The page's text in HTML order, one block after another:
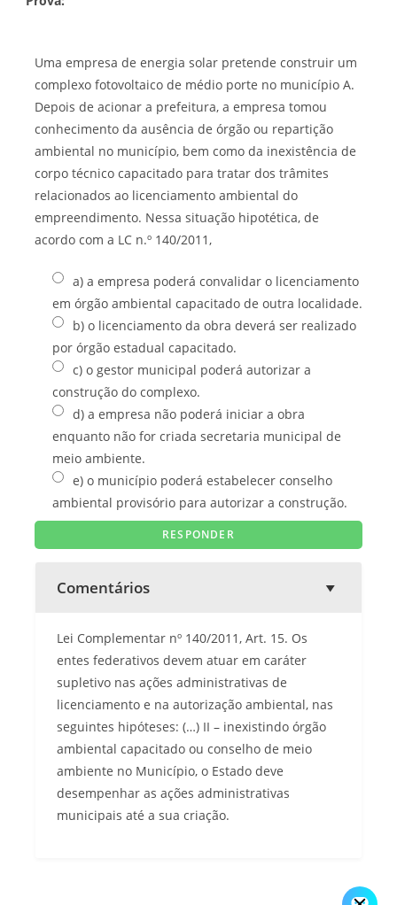
Uma empresa de energia solar pretende construir um
complexo fotovoltaico de médio porte no município A.
Depois de acionar a prefeitura, a empresa tomou
conhecimento da ausência de órgão ou repartição
ambiental no município, bem como da inexistência de
corpo técnico capacitado para tratar dos trâmites
relacionados ao licenciamento ambiental do
empreendimento. Nessa situação hipotética, de
acordo com a LC n.º 140/2011,
a) a empresa poderá convalidar o licenciamento
em órgão ambiental capacitado de outra localidade.
b) o licenciamento da obra deverá ser realizado
por órgão estadual capacitado.
c) o gestor municipal poderá autorizar a
construção do complexo.
d) a empresa não poderá iniciar a obra
enquanto não for criada secretaria municipal de
meio ambiente.
e) o município poderá estabelecer conselho
ambiental provisório para autorizar a construção.
Comentários
Lei Complementar nº 140/2011, Art. 15. Os
entes federativos devem atuar em caráter
supletivo nas ações administrativas de
licenciamento e na autorização ambiental, nas
seguintes hipóteses: (…) II – inexistindo órgão
ambiental capacitado ou conselho de meio
ambiente no Município, o Estado deve
desempenhar as ações administrativas
municipais até a sua criação.